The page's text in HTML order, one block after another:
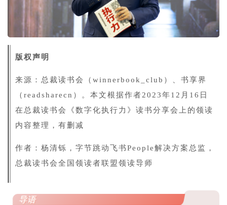
版权声明
来源： 总裁读书会（winnerbook_club）
、书享界
（readsharecn）。 本文根据作者2023年12月16日
在总裁读书会《数字化执行力》读书分享会上的领读
内容整理，有删减
作者：杨清铄，字节跳动飞书People解决方案总监，
总裁读书会全国领读者联盟领读导师
导语